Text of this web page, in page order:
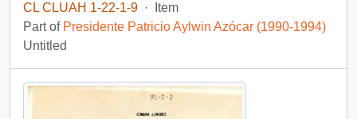
CL CLUAH 1-22-1-9 ·
Item
Part of Presidente Patricio Aylwin Azócar (1990-1994)
Untitled